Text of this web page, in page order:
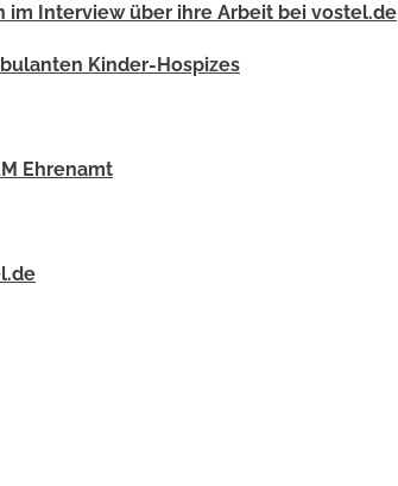
im Interview über ihre Arbeit bei vostel.de
Kinder-Hospizes
Ehrenamt